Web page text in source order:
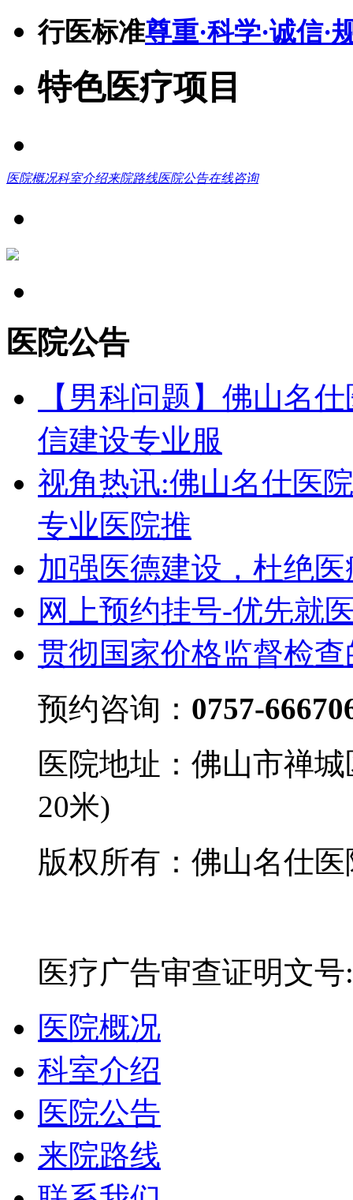
行医标准尊重·科学·诚信·
特色医疗项目
医院概况科室介绍来院路线医院公告在线咨询
医院公告
【男科问题】佛山名
信建设专业服
视角热讯:佛山名仕医
专业医院推
加强医德建设，杜绝
网上预约挂号-优先就
贯彻国家价格监督检
预约咨询： 0757-
医院地址：佛山市禅
20米)
版权所有：佛山名仕
医疗广告审查证明文
医院概况
科室介绍
医院公告
来院路线